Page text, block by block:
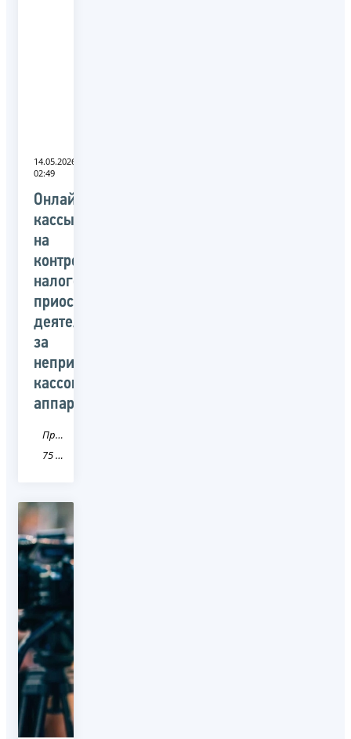
14.05.2026
02:49
Онлайн-
кассы
на
контроле:
налоговая
приостанавливает
деятельность
за
неприменение
кассовых
аппаратов
Пресса
75 Забайкальский край